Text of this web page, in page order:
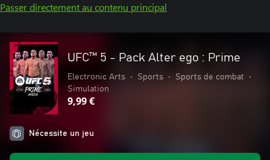
Passer directement au contenu principal
UFC™ 5 - Pack Alter ego : Prime
Electronic Arts • Sports • Sports de combat
•
Simulation
9,99 €
Nécessite un jeu